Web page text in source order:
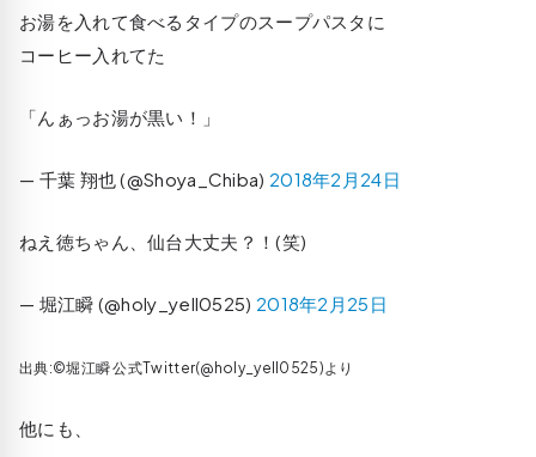
お湯を入れて食べるタイプのスープパスタに
コーヒー入れてた
「んぁっお湯が黒い！」
— 千葉 翔也 (@Shoya_Chiba) 2018年2月24日
ねえ徳ちゃん、仙台大丈夫？！(笑)
— 堀江瞬 (@holy_yell0525) 2018年2月25日
出典:©堀江瞬 公式Twitter(@holy_yell0525)より
他にも、